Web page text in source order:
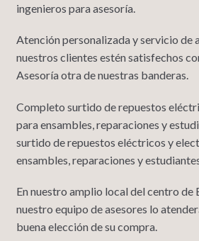
ingenieros para asesoría.
Atención personalizada y servicio de
nuestros clientes estén satisfechos
Asesoría otra de nuestras banderas.
Completo surtido de repuestos
para ensambles, reparaciones y
surtido de repuestos eléctricos y
ensambles, reparaciones y
En nuestro amplio local del centro de
nuestro equipo de asesores lo
buena elección de su compra.